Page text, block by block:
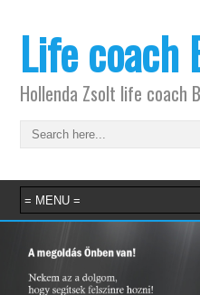
Life coach
Hollenda Zsolt life coach